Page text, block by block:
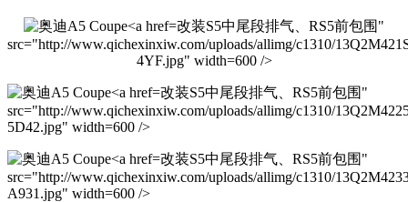
改装S5中尾段排气、RS5前包围"
src="http://www.qichexinxiw.com/uploads/allimg/c1310/
4YF.jpg" width=600 />
改装S5中尾段排气、RS5前包围"
src="http://www.qichexinxiw.com/uploads/allimg/c1310/
5D42.jpg" width=600 />
改装S5中尾段排气、RS5前包围"
src="http://www.qichexinxiw.com/uploads/allimg/c1310/
A931.jpg" width=600 />